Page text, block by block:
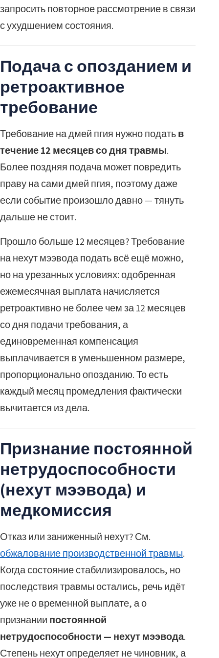
запросить повторное рассмотрение в связи
с ухудшением состояния.
Подача с опозданием и
ретроактивное
требование
Требование на дмей пгия нужно податьв
течение 12 месяцев со дня травмы.
Более поздняя подача может повредить
праву на сами дмей пгия, поэтому даже
если событие произошло давно — тянуть
дальше не стоит.
Прошло больше 12 месяцев? Требование
на нехут мээвода подать всё ещё можно,
но на урезанных условиях: одобренная
ежемесячная выплата начисляется
ретроактивно не более чем за 12 месяцев
со дня подачи требования, а
единовременная компенсация
выплачивается в уменьшенном размере,
пропорционально опозданию. То есть
каждый месяц промедления фактически
вычитается из дела.
Признание постоянной
нетрудоспособности
(нехут мээвода) и
медкомиссия
Отказ или заниженный нехут? См.
обжалование производственной травмы.
Когда состояние стабилизировалось, но
последствия травмы остались, речь идёт
уже не о временной выплате, а о
признании постоянной
нетрудоспособности — нехут мээвода.
Степень нехут определяет не чиновник, а